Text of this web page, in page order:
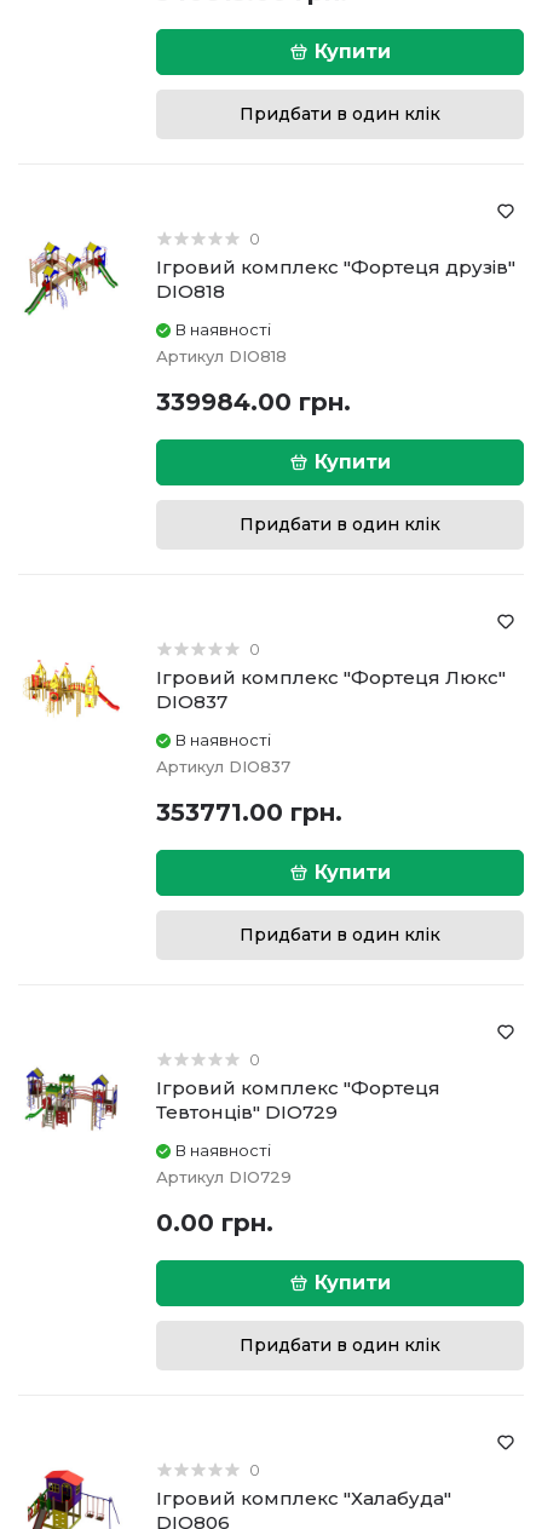
Купити
Придбати в один клік
0
Ігровий комплекс "Фортеця друзів"
DIO818
В наявності
Артикул DIO818
339984.00 грн.
Купити
Придбати в один клік
0
Ігровий комплекс "Фортеця Люкс"
DIO837
В наявності
Артикул DIO837
353771.00 грн.
Купити
Придбати в один клік
0
Ігровий комплекс "Фортеця
Тевтонців" DIO729
В наявності
Артикул DIO729
0.00 грн.
Купити
Придбати в один клік
0
Ігровий комплекс "Халабуда"
DIO806